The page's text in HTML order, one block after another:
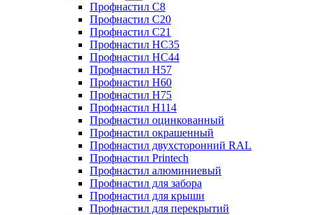
Профнастил C8
Профнастил C20
Профнастил C21
Профнастил HC35
Профнастил HC44
Профнастил H57
Профнастил H60
Профнастил H75
Профнастил H114
Профнастил оцинкованный
Профнастил окрашенный
Профнастил двухсторонний RAL
Профнастил Printech
Профнастил алюминиевый
Профнастил для забора
Профнастил для крыши
Профнастил для перекрытий